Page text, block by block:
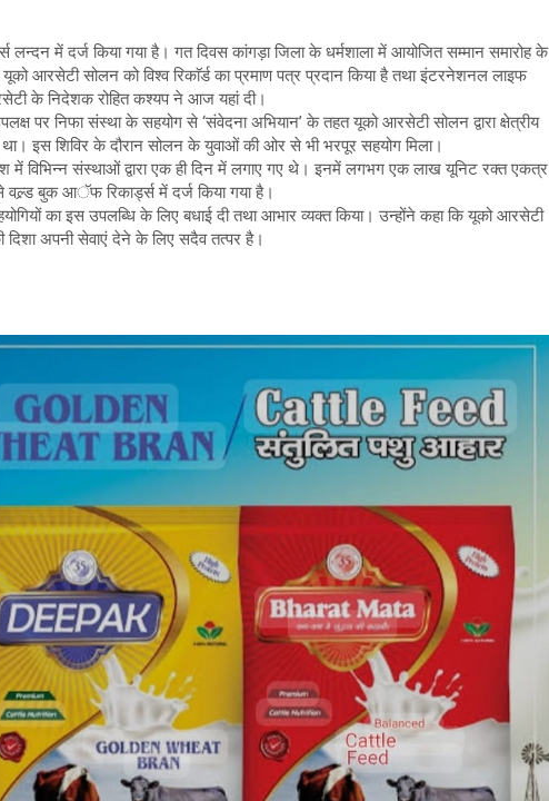
में दर्ज किया गया है। गत दिवस कांगड़ा जिला के धर्मशाला में आयोजित सम्मान समारोह के
यूको आरसेटी सोलन को विश्व रिकाॅर्ड का प्रमाण पत्र प्रदान किया है तथा इंटरनेशनल लाइफ
के निदेशक रोहित कश्यप ने आज यहां दी।
पर निफा संस्था के सहयोग से ‘संवेदना अभियान’ के तहत यूको आरसेटी सोलन द्वारा क्षेत्रीय
इस शिविर के दौरान सोलन के युवाओं की ओर से भी भरपूर सहयोग मिला।
में विभिन्न संस्थाओं द्वारा एक ही दिन में लगाए गए थे। इनमें लगभग एक लाख यूनिट रक्त एकत्र
वल्र्ड बुक आॅफ रिकार्ड्स में दर्ज किया गया है।
का इस उपलब्धि के लिए बधाई दी तथा आभार व्यक्त किया। उन्होंने कहा कि यूको आरसेटी
अपनी सेवाएं देने के लिए सदैव तत्पर है।